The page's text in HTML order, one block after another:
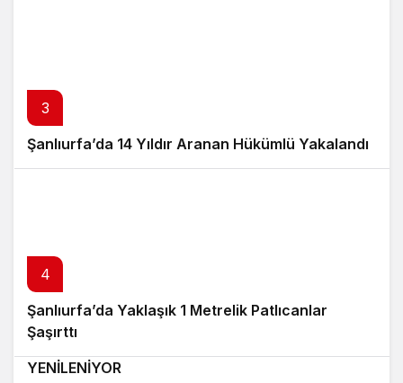
3
Şanlıurfa’da 14 Yıldır Aranan Hükümlü Yakalandı
4
Şanlıurfa’da Yaklaşık 1 Metrelik Patlıcanlar
Şaşırttı
5
HALFETİ’DE YOLLAR KİLİTLİ PARKE TAŞLARIYLA
YENİLENİYOR
7